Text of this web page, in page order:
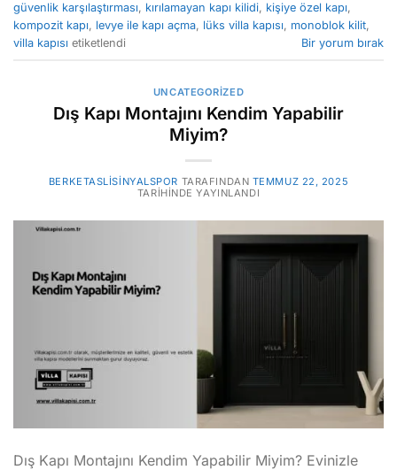
güvenlik karşılaştırması, kırılamayan kapı kilidi, kişiye özel kapı,
kompozit kapı, levye ile kapı açma, lüks villa kapısı, monoblok kilit,
villa kapısı etiketlendi Bir yorum bırak
UNCATEGORIZED
Dış Kapı Montajını Kendim Yapabilir
Miyim?
BERKETASLISINYALSPOR TARAFINDAN TEMMUZ 22, 2025
TARIHINDE YAYINLANDI
Dış Kapı Montajını Kendim Yapabilir Miyim? Evinizle